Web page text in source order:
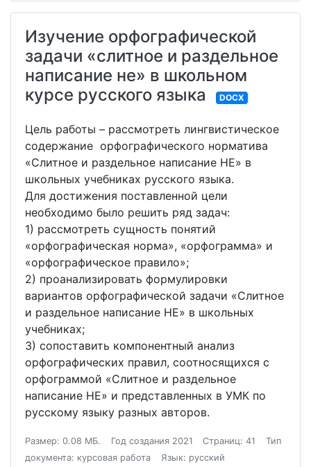
Изучение орфографической
задачи «слитное и раздельное
написание не» в школьном
курсе русского языка
DOCX
Цель работы – рассмотреть лингвистическое
содержание орфографического норматива
«Слитное и раздельное написание НЕ» в
школьных учебниках русского языка.
Для достижения поставленной цели
необходимо было решить ряд задач:
1) рассмотреть сущность понятий
«орфографическая норма», «орфограмма» и
«орфографическое правило»;
2) проанализировать формулировки
вариантов орфографической задачи «Слитное
и раздельное написание НЕ» в школьных
учебниках;
3) сопоставить компонентный анализ
орфографических правил, соотносящихся с
орфограммой «Слитное и раздельное
написание НЕ» и представленных в УМК по
русскому языку разных авторов.
Размер: 0.08 МБ. Год создания 2021 Страниц: 41
Тип
документа: курсовая работа
Язык: русский